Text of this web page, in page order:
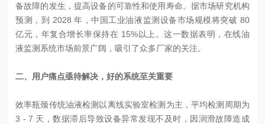
备故障的发生，提高设备的可靠性和使用寿命。据市场研究机构
预测，到 2028 年，中国工业油液监测设备市场规模将突破 80
亿元，年复合增长率保持在 15%以上。这一数据表明，在线油
液监测系统市场前景广阔，吸引了众多厂家的关注。
二、用户痛点亟待解决，好的系统至关重要
效率瓶颈传统油液检测以离线实验室检测为主，平均检测周期为
3 - 7 天，数据滞后导致设备异常发现不及时，因润滑故障造成